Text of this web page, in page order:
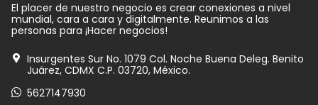
El placer de nuestro negocio es crear conexiones a nivel
mundial, cara a cara y digitalmente. Reunimos a las
personas para ¡Hacer negocios!
Insurgentes Sur No. 1079 Col. Noche Buena Deleg. Benito
Juárez, CDMX C.P. 03720, México.
5627147930